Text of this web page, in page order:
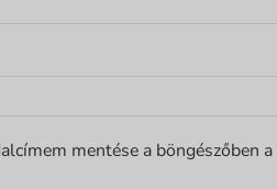
mentése a böngészőben a